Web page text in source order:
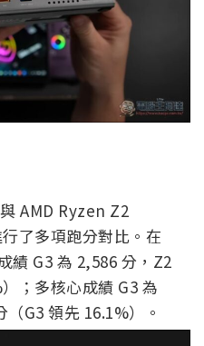
AMD Ryzen Z2
了多項跑分對比。在
績 G3 為 2,586 分，Z2
；多核心成績 G3 為
G3 領先 16.1%）。